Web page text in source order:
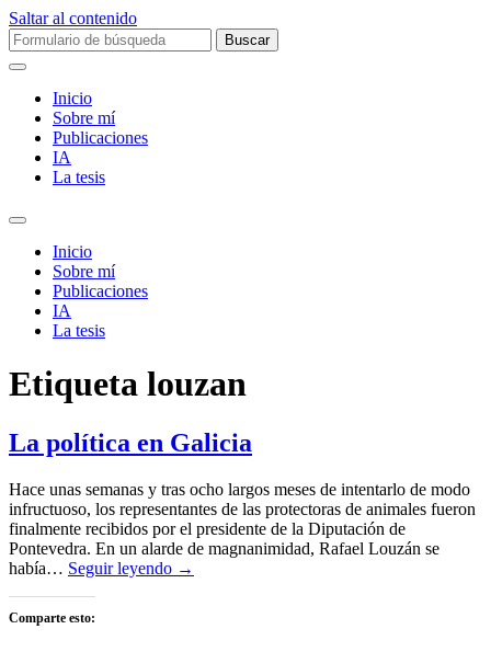
Saltar al contenido
Buscar:
Inicio
Sobre mí­
Publicaciones
IA
La tesis
Alternar
campo
búsqueda
Inicio
Sobre mí­
Publicaciones
IA
La tesis
Etiqueta louzan
La política en Galicia
Hace unas semanas y tras ocho largos meses de intentarlo de modo
infructuoso, los representantes de las protectoras de animales fueron
finalmente recibidos por el presidente de la Diputación de
Pontevedra. En un alarde de magnanimidad, Rafael Louzán se
había… Seguir leyendo →
Comparte esto: